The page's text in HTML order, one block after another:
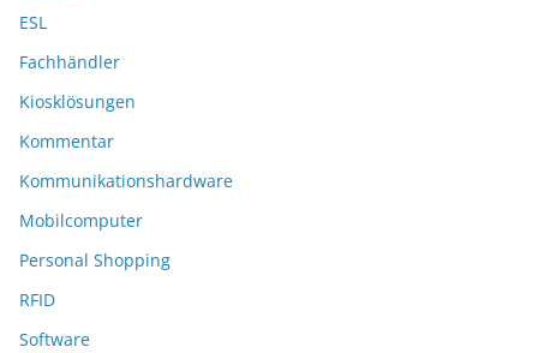
ESL
Fachhändler
Kiosklösungen
Kommentar
Kommunikationshardware
Mobilcomputer
Personal Shopping
RFID
Software